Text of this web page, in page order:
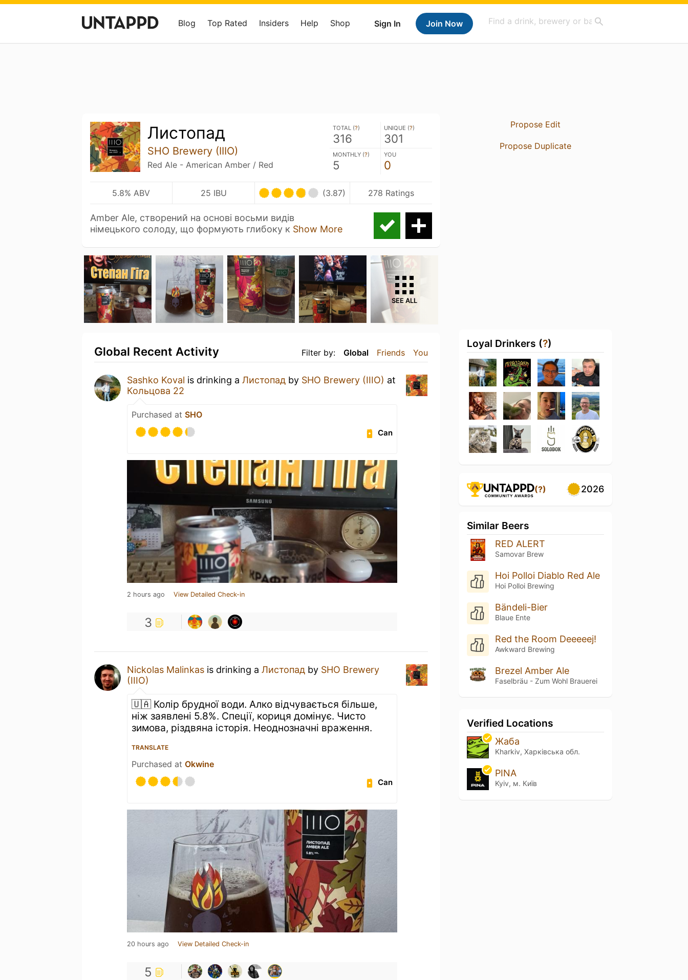
Sign In Join Now
Blog Top Rated Insiders Help Shop
Листопад
SHO Brewery (IIIO)
Red Ale - American Amber / Red
TOTAL (?)
316
UNIQUE (?)
301
MONTHLY (?)
5
YOU
0
5.8% ABV 25 IBU (3.87) 278 Ratings
Amber Ale, створений на основі восьми видів
німецького солоду, що формують глибоку к Show More
SEE ALL
Filter by: Global Friends You
Global Recent Activity
Sashko Koval is drinking a Листопад by SHO Brewery (IIIO) at
Кольцова 22
Purchased at SHO
Can
2 hours ago View Detailed Check-in
3
Nickolas Malinkas is drinking a Листопад by SHO Brewery
(IIIO)
🇺🇦 Колір брудної води. Алко відчувається більше,
ніж заявлені 5.8%. Спеції, кориця домінує. Чисто
зимова, різдвяна історія. Неоднозначні враження.
TRANSLATE
Purchased at Okwine
Can
20 hours ago View Detailed Check-in
5
Propose Edit
Propose Duplicate
Loyal Drinkers (?)
(?) 2026
Similar Beers
RED ALERT
Samovar Brew
Hoi Polloi Diablo Red Ale
Hoi Polloi Brewing
Bändeli-Bier
Blaue Ente
Red the Room Deeeeej!
Awkward Brewing
Brezel Amber Ale
Faselbräu - Zum Wohl Brauerei
Verified Locations
Жаба
Kharkiv, Харківська обл.
PINA
Kyiv, м. Київ